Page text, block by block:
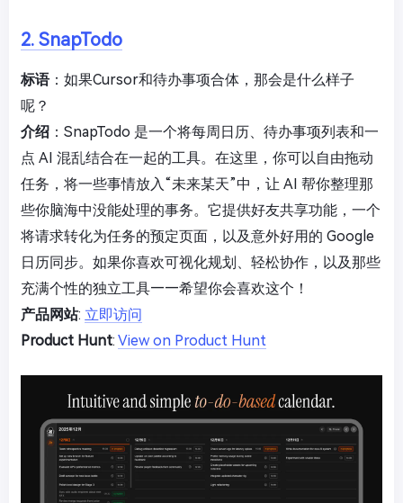
2. SnapTodo
标语：如果Cursor和待办事项合体，那会是什么样子
呢？
介绍 ：SnapTodo 是一个将每周日历、待办事项列表和一
点 AI 混乱结合在一起的工具。在这里，你可以自由拖动
任务，将一些事情放入“未来某天”中，让 AI 帮你整理那
些你脑海中没能处理的事务。它提供好友共享功能，一个
将请求转化为任务的预定页面，以及意外好用的 Google
日历同步。如果你喜欢可视化规划、轻松协作，以及那些
充满个性的独立工具——希望你会喜欢这个！
产品网站: 立即访问
Product Hunt: View on Product Hunt